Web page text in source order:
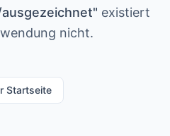
" existiert
nicht.
Startseite